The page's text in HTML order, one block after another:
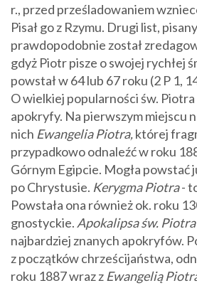
r., przed prześladowaniem
Pisał go z Rzymu. Drugi list,
prawdopodobnie został
gdyż Piotr pisze o swojej rychłej
powstał w 64 lub 67 roku (2 P 1,
O wielkiej popularności św.
apokryfy. Na pierwszym miejscu
nich Ewangelia Piotra,której
przypadkowo odnaleźć w roku
Górnym Egipcie. Mogła powstać
po Chrystusie. Kerygma Piotra-
Powstała ona również ok. roku
gnostyckie. Apokalipsa św. Piotra
najbardziej znanych apokryfów.
z początków chrześcijaństwa,
roku 1887 wraz z Ewangelią